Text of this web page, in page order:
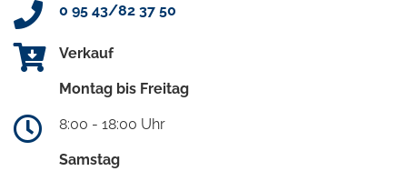
0 95 43/82 37 50
Verkauf
Montag bis Freitag
8:00 - 18:00 Uhr
Samstag